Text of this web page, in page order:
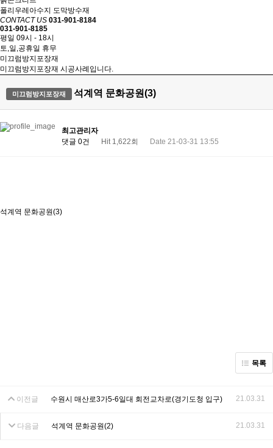
폴리우레아수지 도막방수재
CONTACT US 031-901-8184
031-901-8185
평일 09시 - 18시
토,일,공휴일 휴무
미끄럼방지포장재
미끄럼방지포장재 시공사례입니다.
미끄럼방지포장재 석계역 문화공원(3)
최고관리자
댓글 0건
Hit 1,622회 Date 21-03-31 13:55
석계역 문화공원(3)
목록
이전글 수원시 매산로3가5-6일대 회전교차로(경기도청 입구) 21.03.31
다음글 석계역 문화공원(2) 21.03.31